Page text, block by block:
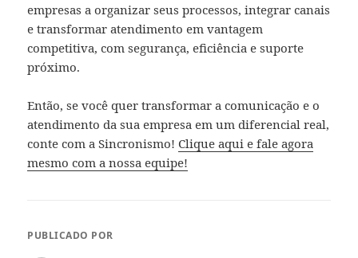
empresas a organizar seus processos, integrar canais
e transformar atendimento em vantagem
competitiva, com segurança, eficiência e suporte
próximo.
Então, se você quer transformar a comunicação e o
atendimento da sua empresa em um diferencial real,
conte com a Sincronismo! Clique aqui e fale agora
mesmo com a nossa equipe!
PUBLICADO POR